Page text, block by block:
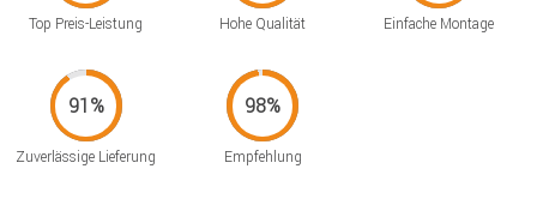
Top Preis-Leistung Hohe Qualität Einfache Montage
Zuverlässige Lieferung Empfehlung